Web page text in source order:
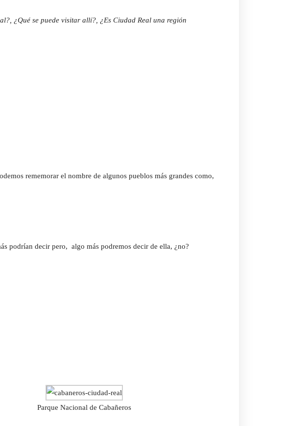
¿Qué se puede visitar allí?, ¿Es Ciudad Real una región
rememorar el nombre de algunos pueblos más grandes como,
podrían decir pero, algo más podremos decir de ella, ¿no?
Parque Nacional de Cabañeros